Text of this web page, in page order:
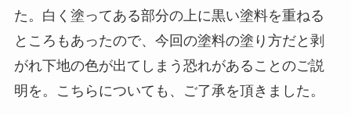
た。白く塗ってある部分の上に黒い塗料を重ねる
ところもあったので、今回の塗料の塗り方だと剥
がれ下地の色が出てしまう恐れがあることのご説
明を。こちらについても、ご了承を頂きました。